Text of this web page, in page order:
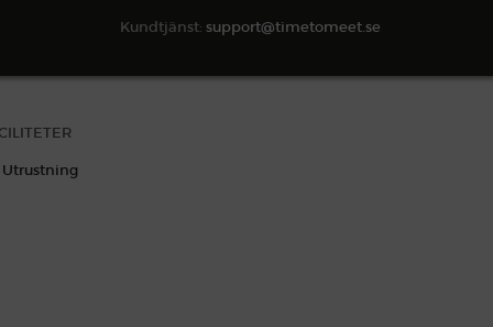
Kundtjänst: support@timetomeet.se
SÖK TILLGÄNGLIGHET
Utrustning